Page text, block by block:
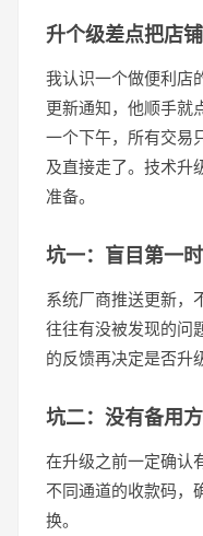
升个级差点把店
我认识一个做便利店
更新通知，他顺手就
一个下午，所有交易
及直接走了。技术升
准备。
坑一：盲目第一
系统厂商推送更新，
往往有没被发现的问
的反馈再决定是否升
坑二：没有备用
在升级之前一定确认
不同通道的收款码，
换。